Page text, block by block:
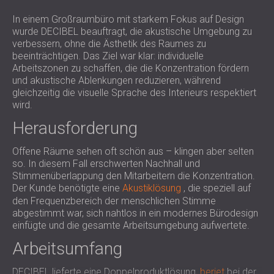
HALLEN
SCHALLDÄMMUNG UND
AKUSTIKLÖSUNGEN FÜR
EINZELHANDELSFLÄCHEN
SCHALLSCHUTZ UND AKUSTIK FÜR
BILDUNGSEINRICHTUNGEN
SCHALLSCHUTZ UND AKUSTIK FÜR
GESUNDHEITSEINRICHTUNGE
SCHALLSCHUTZ UND
AKUSTIKLÖSUNGEN FÜR DEN
AUDIOLOGIEBEREICH
SCHALLDÄMMUNG UND
AKUSTIKLÖSUNGEN FÜR
RECHENZENTREN
FINLAND (FI)
РОССИЯ (RU)
USA (US)
SOUTH AFRICA (ZA)
In einem Großraumbüro mit starkem Fokus auf Design
wurde DECIBEL beauftragt, die akustische Umgebung zu
verbessern, ohne die Ästhetik des Raumes zu
beeinträchtigen. Das Ziel war klar: individuelle
Arbeitszonen zu schaffen, die die Konzentration fördern
und akustische Ablenkungen reduzieren, während
gleichzeitig die visuelle Sprache des Interieurs respektiert
wird.
Herausforderung
Offene Räume sehen oft schön aus – klingen aber selten
so. In diesem Fall erschwerten Nachhall und
Stimmenüberlappung den Mitarbeitern die Konzentration.
Der Kunde benötigte eine Akustiklösung , die speziell auf
den Frequenzbereich der menschlichen Stimme
abgestimmt war, sich nahtlos in ein modernes Bürodesign
einfügte und die gesamte Arbeitsumgebung aufwertete.
Arbeitsumfang